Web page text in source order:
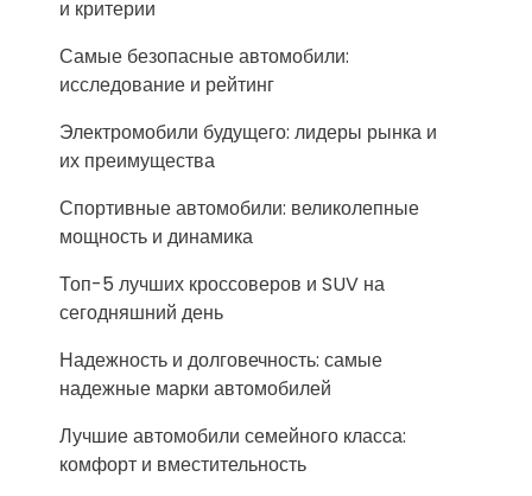
и критерии
Самые безопасные автомобили:
исследование и рейтинг
Электромобили будущего: лидеры рынка и
их преимущества
Спортивные автомобили: великолепные
мощность и динамика
Топ-5 лучших кроссоверов и SUV на
сегодняшний день
Надежность и долговечность: самые
надежные марки автомобилей
Лучшие автомобили семейного класса:
комфорт и вместительность